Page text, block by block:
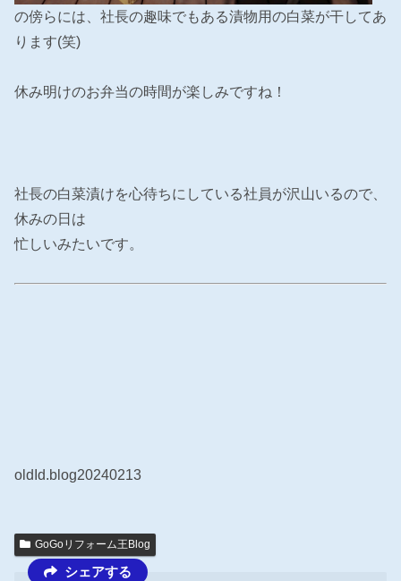
の傍らには、社長の趣味でもある漬物用の白菜が干してあ
ります(笑)
休み明けのお弁当の時間が楽しみですね！
社長の白菜漬けを心待ちにしている社員が沢山いるので、
休みの日は
忙しいみたいです。
oldId.blog20240213
GoGoリフォーム王Blog
シェアする